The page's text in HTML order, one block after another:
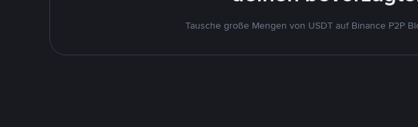
Tausche große Mengen von USDT auf Binance P2P